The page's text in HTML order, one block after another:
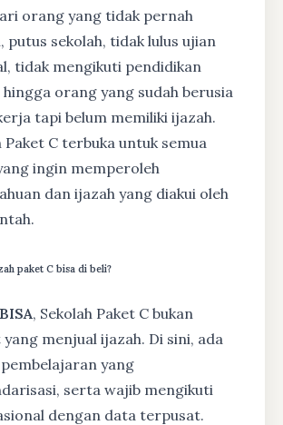
orang yang tidak pernah
putus sekolah, tidak lulus ujian
tidak mengikuti pendidikan
orang yang sudah berusia
tapi belum memiliki ijazah.
Paket C terbuka untuk semua
ingin memperoleh
dan ijazah yang diakui oleh
paket C bisa di beli?
, Sekolah Paket C bukan
menjual ijazah. Di sini, ada
yang
serta wajib mengikuti
dengan data terpusat.